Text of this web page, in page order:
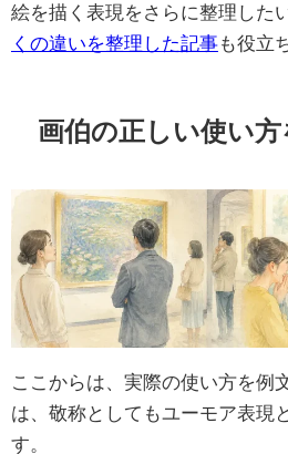
絵を描く表現をさらに整理した
くの違いを整理した記事も役立
画伯の正しい使い方
ここからは、実際の使い方を例
は、敬称としてもユーモア表現
す。